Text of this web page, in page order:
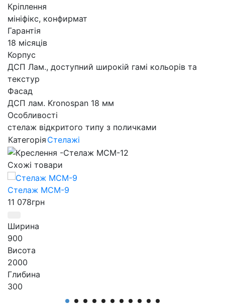
Кріплення
мініфікс, конфирмат
Гарантія
18 місяців
Корпус
ДСП Лам., доступний широкій гамі кольорів та
текстур
Фасад
ДСП лам. Kronospan 18 мм
Особливості
cтелаж відкритого типу з поличками
Категорія Стелажі
Схожі товари
Стелаж МСМ-9
11 078грн
Ширина
900
Висота
2000
Глибина
300